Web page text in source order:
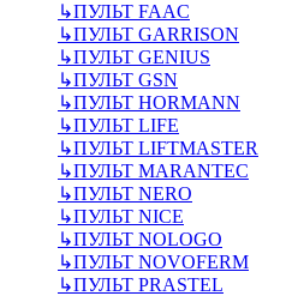
↳ПУЛЬТ FAAC
↳ПУЛЬТ GARRISON
↳ПУЛЬТ GENIUS
↳ПУЛЬТ GSN
↳ПУЛЬТ HORMANN
↳ПУЛЬТ LIFE
↳ПУЛЬТ LIFTMASTER
↳ПУЛЬТ MARANTEC
↳ПУЛЬТ NERO
↳ПУЛЬТ NICE
↳ПУЛЬТ NOLOGO
↳ПУЛЬТ NOVOFERM
↳ПУЛЬТ PRASTEL